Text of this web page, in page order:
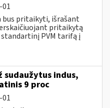
01
bus pritaikyti, išrašant
pritaikytą
PVM tarifą į
sudaužytus indus,
9 proc
01